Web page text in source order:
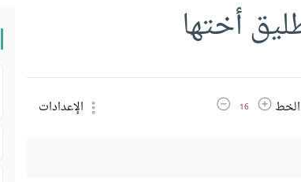
أختها
الخطزيادة حجم الخط
16 تقليل حجم الخط الإعدادات